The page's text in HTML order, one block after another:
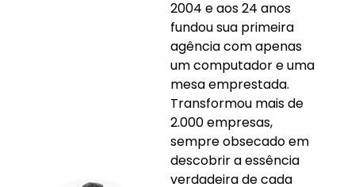
2004 e aos 24 anos
fundou sua primeira
agência com apenas
um computador e uma
mesa emprestada.
Transformou mais de
2.000 empresas,
sempre obsecado em
descobrir a essência
verdadeira de cada